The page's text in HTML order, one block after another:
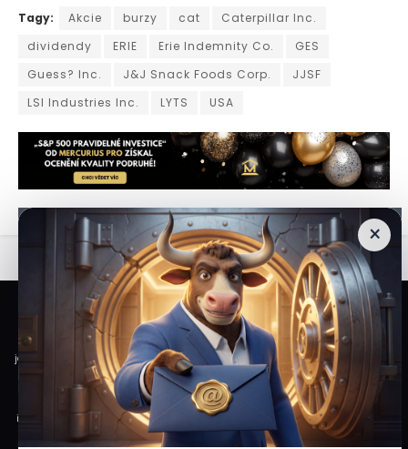
Americké akciové trhy jsou v současné době bez směru,
Tagy: Akcie burzy cat
Caterpillar Inc.
dividendy
ERIE Erie Indemnity Co.
GES
Guess? Inc.
J&J Snack Foods Corp.
JJSF
LSI Industries Inc.
LYTS USA
×
Veškeré informace a materiály zveřejněné na internetových stránkách
Burzovního Světa vycházejí z veřejně dostupných a důvěryhodných zdrojů. Při
jejich zpracování je postupováno s odbornou péčí a cílem poskytovat čtenářům
objektivní, aktuální a srozumitelné informace. Obsah internetových stránek
slouží výhradně k informačním a vzdělávacím účelům. Nepředstavuje
individuální investiční doporučení, investiční poradenství ani nabídku či výzvu
ke koupi nebo prodeji konkrétních finančních nástrojů. Veškeré názory, odhady,